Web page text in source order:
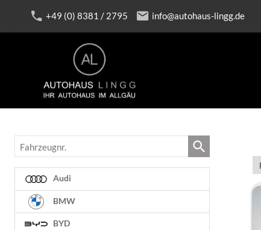
+49 (0) 8381 / 2795 info@autohaus-lingg.de
Fahrzeugnr.
Audi
BMW
BYD